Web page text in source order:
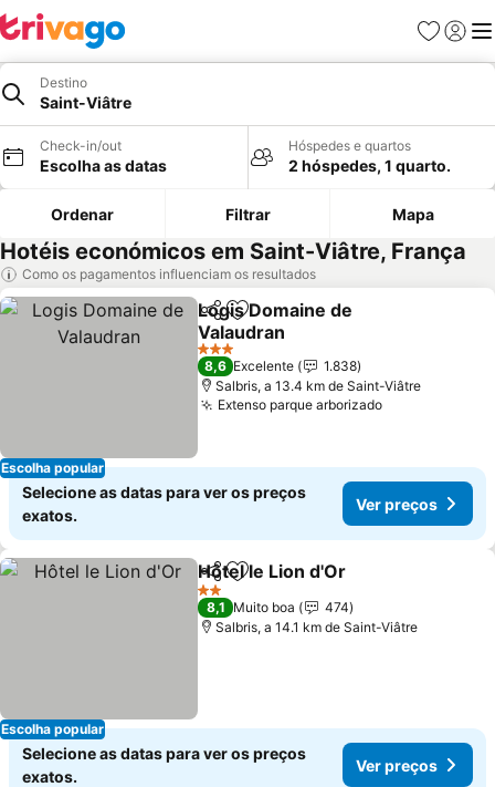
Favoritos
Iniciar
Destino
Saint-Viâtre
Check-in/out
Escolha as datas
Hóspedes e quartos
2 hóspedes, 1 quarto.
Ordenar Filtrar Mapa
Hotéis económicos em Saint-Viâtre, França
Como os pagamentos influenciam os resultados
Escolha popular
PartilharAdicionar aos favoritos
Logis Domaine de
Valaudran
3 Estrelas
8,6 Excelente
1.838
Salbris, a 13.4 km de Saint-Viâtre
Extenso parque arborizado
Selecione as datas para ver os preços
exatos.
Ver preços
Escolha popular
PartilharAdicionar aos favoritos
Hôtel le Lion d'Or
2 Estrelas
8,1 Muito boa
474
Salbris, a 14.1 km de Saint-Viâtre
Selecione as datas para ver os preços
exatos.
Ver preços